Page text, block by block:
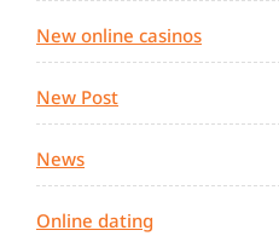
New online casinos
New Post
News
Online dating